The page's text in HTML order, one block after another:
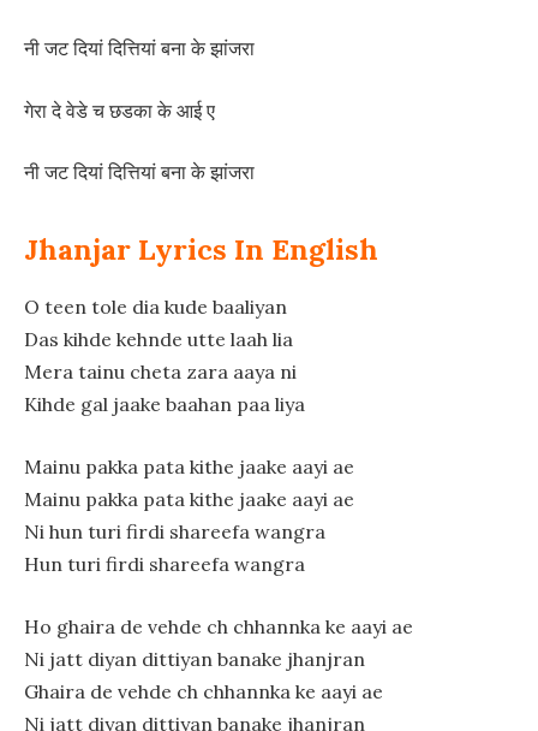
नी जट दियां दित्तियां बना के झांजरा
गेरा दे वेडे च छडका के आई ए
नी जट दियां दित्तियां बना के झांजरा
Jhanjar Lyrics In English
O teen tole dia kude baaliyan
Das kihde kehnde utte laah lia
Mera tainu cheta zara aaya ni
Kihde gal jaake baahan paa liya
Mainu pakka pata kithe jaake aayi ae
Mainu pakka pata kithe jaake aayi ae
Ni hun turi firdi shareefa wangra
Hun turi firdi shareefa wangra
Ho ghaira de vehde ch chhannka ke aayi ae
Ni jatt diyan dittiyan banake jhanjran
Ghaira de vehde ch chhannka ke aayi ae
Ni jatt diyan dittiyan banake jhanjran